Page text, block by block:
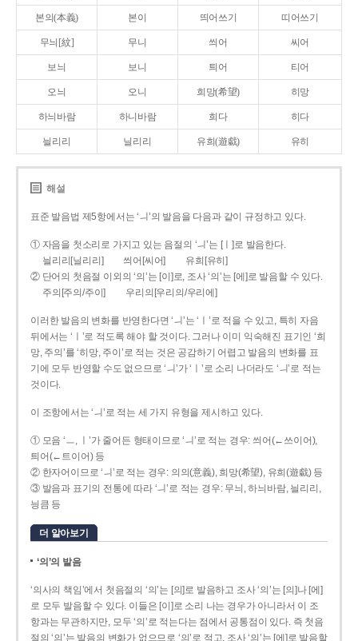
본의(本義) 본이 띄어쓰기 띠어쓰기
무늬[紋] 무니 씌어 씨어
보늬 보니 틔어 티어
오늬 오니 희망(希望) 히망
하늬바람 하니바람 희다 히다
늴리리 닐리리 유희(遊戱) 유히
해설
표준 발음법 제5항에서는 ‘ㅢ’의 발음을 다음과 같이 규정하고 있다.
① 자음을 첫소리로 가지고 있는 음절의 ‘ㅢ’는 [ㅣ]로 발음한다.
늴리리[닐리리]
씌어[씨어]
유희[유히]
② 단어의 첫음절 이외의 ‘의’는 [이]로, 조사 ‘의’는 [에]로 발음할 수 있다.
주의[주의/주이]
우리의[우리의/우리에]
이러한 발음의 변화를 반영한다면 ‘ㅢ’는 ‘ㅣ’로 적을 수 있고, 특히 자음
뒤에서는 ‘ㅣ’로 적도록 해야 할 것이다. 그러나 이미 익숙해진 표기인 ‘희
망, 주의’를 ‘히망, 주이’로 적는 것은 공감하기 어렵고 발음의 변화를 표
기에 모두 반영할 수도 없으므로 ‘ㅢ’가 ‘ㅣ’로 소리 나더라도 ‘ㅢ’로 적는
것이다.
이 조항에서는 ‘ㅢ’로 적는 세 가지 유형을 제시하고 있다.
① 모음 ‘ㅡ, ㅣ’가 줄어든 형태이므로 ‘ㅢ’로 적는 경우: 씌어(←쓰이어),
틔어(←트이어) 등
② 한자어이므로 ‘ㅢ’로 적는 경우: 의의(意義), 희망(希望), 유희(遊戱) 등
③ 발음과 표기의 전통에 따라 ‘ㅢ’로 적는 경우: 무늬, 하늬바람, 늴리리,
닁큼 등
더 알아보기
‘의’의 발음
‘의사의 책임’에서 첫음절의 ‘의’는 [의]로 발음하고 조사 ‘의’는 [의]나 [에]
로 모두 발음할 수 있다. 이들은 [이]로 소리 나는 경우가 아니라서 이 조
항과는 무관하지만, 모두 ‘의’로 적는다는 점에서 공통점이 있다. 즉 첫음
절의 ‘의’는 발음의 변화가 없으므로 ‘의’로 적고, 조사 ‘의’는 [에]로 발음할